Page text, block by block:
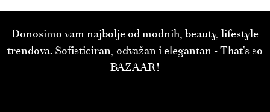
Donosimo vam najbolje od modnih, beauty, lifestyle
trendova. Sofisticiran, odvažan i elegantan - That’s so
BAZAAR!